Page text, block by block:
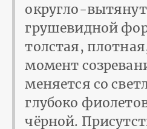
округло-
грушевидной
толстая,
момент
меняется со
глубоко
чёрной.